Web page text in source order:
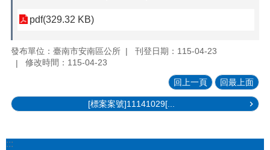
pdf(329.32 KB)
發布單位：臺南市安南區公所
刊登日期：115-04-23
修改時間：115-04-23
回上一頁 回最上面
[標案案號]11141029[...
:::